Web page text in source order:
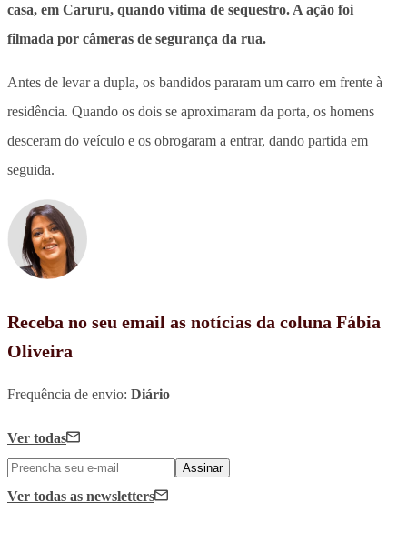
casa, em Caruru, quando vítima de sequestro. A ação foi
filmada por câmeras de segurança da rua.
Antes de levar a dupla, os bandidos pararam um carro em frente à
residência. Quando os dois se aproximaram da porta, os homens
desceram do veículo e os obrogaram a entrar, dando partida em
seguida.
Receba no seu email as notícias da coluna Fábia
Oliveira
Frequência de envio: Diário
Ver todas
Assinar
Ver todas as newsletters